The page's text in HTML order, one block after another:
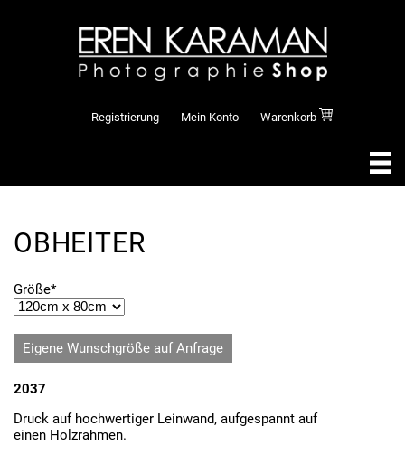
Registrierung Mein Konto Warenkorb
OBHEITER
Pflichtfeld
Größe*
Eigene Wunschgröße auf Anfrage
2037
Druck auf hochwertiger Leinwand, aufgespannt auf
einen Holzrahmen.